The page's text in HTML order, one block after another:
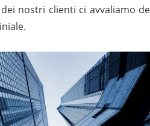
nostri clienti ci avvaliamo